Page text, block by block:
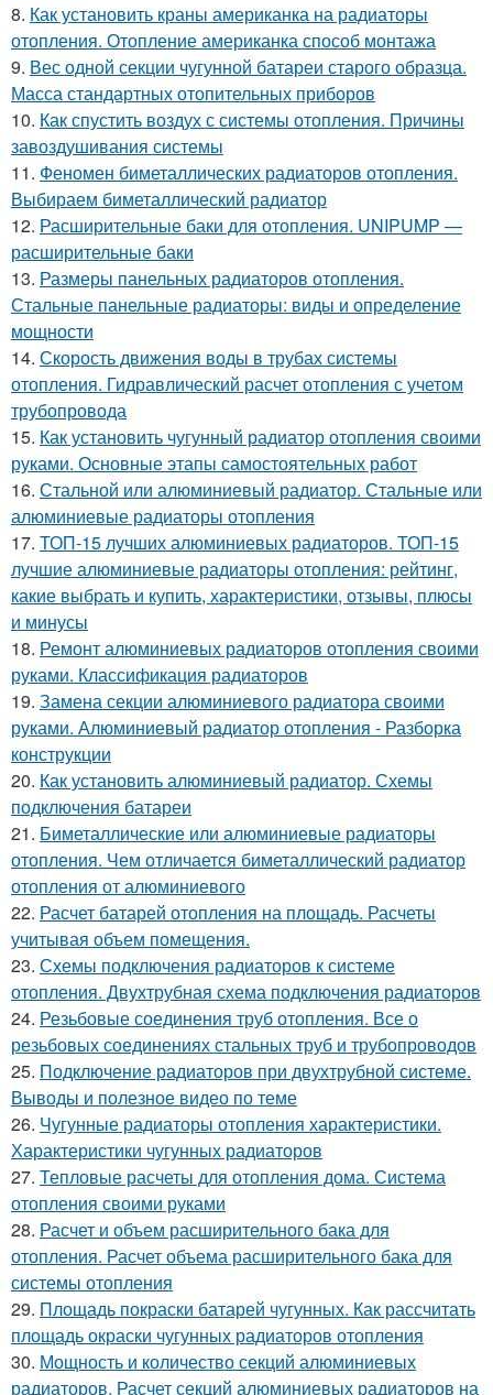
8. Как установить краны американка на радиаторы
отопления. Отопление американка способ монтажа
9. Вес одной секции чугунной батареи старого образца.
Масса стандартных отопительных приборов
10. Как спустить воздух с системы отопления. Причины
завоздушивания системы
11. Феномен биметаллических радиаторов отопления.
Выбираем биметаллический радиатор
12. Расширительные баки для отопления. UNIPUMP —
расширительные баки
13. Размеры панельных радиаторов отопления.
Стальные панельные радиаторы: виды и определение
мощности
14. Скорость движения воды в трубах системы
отопления. Гидравлический расчет отопления с учетом
трубопровода
15. Как установить чугунный радиатор отопления своими
руками. Основные этапы самостоятельных работ
16. Стальной или алюминиевый радиатор. Стальные или
алюминиевые радиаторы отопления
17. ТОП-15 лучших алюминиевых радиаторов. ТОП-15
лучшие алюминиевые радиаторы отопления: рейтинг,
какие выбрать и купить, характеристики, отзывы, плюсы
и минусы
18. Ремонт алюминиевых радиаторов отопления своими
руками. Классификация радиаторов
19. Замена секции алюминиевого радиатора своими
руками. Алюминиевый радиатор отопления - Разборка
конструкции
20. Как установить алюминиевый радиатор. Схемы
подключения батареи
21. Биметаллические или алюминиевые радиаторы
отопления. Чем отличается биметаллический радиатор
отопления от алюминиевого
22. Расчет батарей отопления на площадь. Расчеты
учитывая объем помещения.
23. Схемы подключения радиаторов к системе
отопления. Двухтрубная схема подключения радиаторов
24. Резьбовые соединения труб отопления. Все о
резьбовых соединениях стальных труб и трубопроводов
25. Подключение радиаторов при двухтрубной системе.
Выводы и полезное видео по теме
26. Чугунные радиаторы отопления характеристики.
Характеристики чугунных радиаторов
27. Тепловые расчеты для отопления дома. Система
отопления своими руками
28. Расчет и объем расширительного бака для
отопления. Расчет объема расширительного бака для
системы отопления
29. Площадь покраски батарей чугунных. Как рассчитать
площадь окраски чугунных радиаторов отопления
30. Мощность и количество секций алюминиевых
радиаторов. Расчет секций алюминиевых радиаторов на